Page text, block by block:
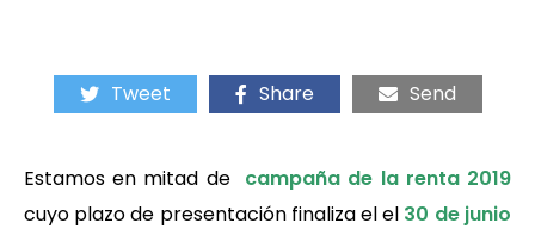
Tweet Share Send
Estamos en mitad de campaña de la renta 2019
cuyo plazo de presentación finaliza el el 30 de junio